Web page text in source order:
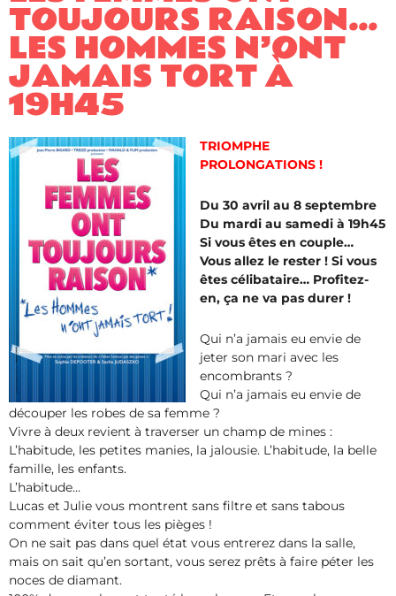
TOUJOURS RAISON…
LES HOMMES N’ONT
JAMAIS TORT À
19H45
TRIOMPHE
PROLONGATIONS !
Du 30 avril au 8 septembre
Du mardi au samedi à 19h45
Si vous êtes en couple…
Vous allez le rester ! Si vous
êtes célibataire… Profitez-
en, ça ne va pas durer !
Qui n’a jamais eu envie de
jeter son mari avec les
encombrants ?
Qui n’a jamais eu envie de
découper les robes de sa femme ?
Vivre à deux revient à traverser un champ de mines :
L’habitude, les petites manies, la jalousie. L’habitude, la belle
famille, les enfants.
L’habitude…
Lucas et Julie vous montrent sans filtre et sans tabous
comment éviter tous les pièges !
On ne sait pas dans quel état vous entrerez dans la salle,
mais on sait qu’en sortant, vous serez prêts à faire péter les
noces de diamant.